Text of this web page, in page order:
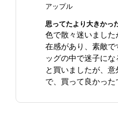
アップル
思ってたより大きかっ
色で散々迷いまし
在感があり、素敵
ッグの中で迷子に
と買いましたが、
で、買って良かった